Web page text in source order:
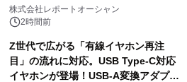
株式会社レポートオーシャン
2時間前
Z世代で広がる「有線イヤホン再注
目」の流れに対応。USB Type-C対応
イヤホンが登場！USB-A変換アダプタ